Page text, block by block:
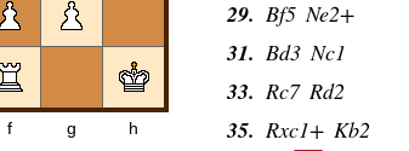
f g h
29. Bf5 Ne2+
31. Bd3 Nc1
33. Rc7 Rd2
35. Rxc1+ Kb2